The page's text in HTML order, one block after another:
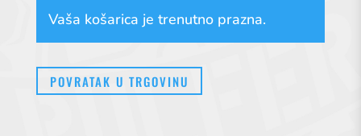
Vaša košarica je trenutno prazna.
POVRATAK U TRGOVINU